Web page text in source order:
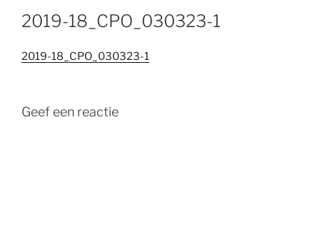
2019-18_CPO_030323-1
2019-18_CPO_030323-1
Geef een reactie